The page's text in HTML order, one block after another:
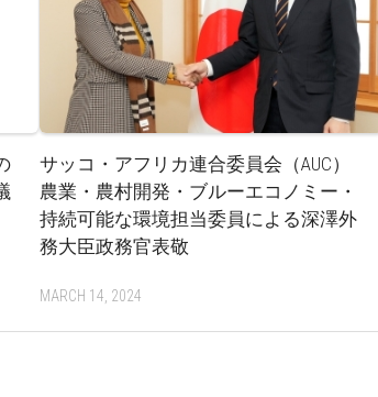
サッコ・アフリカ連合委員会（AUC）
農業・農村開発・ブルーエコノミー・
持続可能な環境担当委員による深澤外
務大臣政務官表敬
MARCH 14, 2024